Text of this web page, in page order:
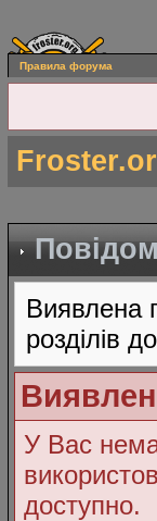
Правила форума
Виявлена
розділів
У Вас
доступно.